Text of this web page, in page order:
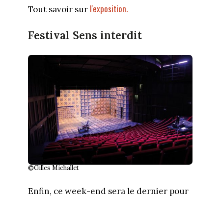
Tout savoir sur l'exposition.
Festival Sens interdit
©Gilles Michallet
Enfin, ce week-end sera le dernier pour